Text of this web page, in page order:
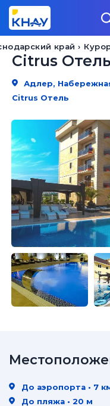
край
Citrus Отель
Адлер,
Citrus Отель
До аэропорта • 7
До пляжа • 20 м